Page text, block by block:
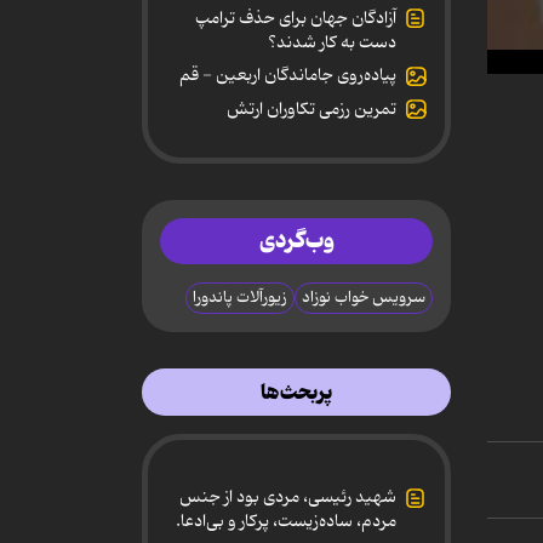
0
آزادگان جهان برای حذف ترامپ
دست به کار شدند؟
پیاده‌روی جاماندگان اربعین - قم
تمرین رزمی تکاوران ارتش
وب‌گردی
سرویس خواب نوزاد زیورآلات پاندورا
پربحث‌ها
شهید رئیسی، مردی بود از جنس
مردم، ساده‌زیست، پرکار و بی‌ادعا.